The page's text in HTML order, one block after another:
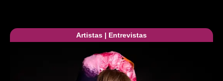
Artistas | Entrevistas